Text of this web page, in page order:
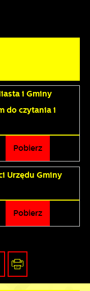
i Gminy
do czytania i
Pobierz
Urzędu Gminy
Pobierz